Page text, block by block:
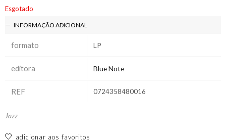
Esgotado
INFORMAÇÃO ADICIONAL
formato LP
editora Blue Note
REF 0724358480016
Jazz
adicionar aos favoritos